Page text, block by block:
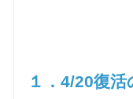
森田神父の講座
１．4/20復